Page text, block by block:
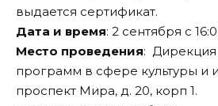
выдается сертификат.
Дата и время: 2 сентября с
Место проведения: Дирекция
программ в сфере культуры и
проспект Мира, д. 20, корп 1.